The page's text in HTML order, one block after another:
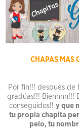
CHAPAS MAS
Por fin!!! después
gradúas!!! Biennnn!!!
conseguidos!!y que
tu propia chapita
pelo, tu